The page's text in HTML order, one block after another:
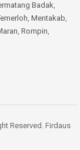
Badak,
, Mentakab,
, Rompin,
Reserved. Firdaus